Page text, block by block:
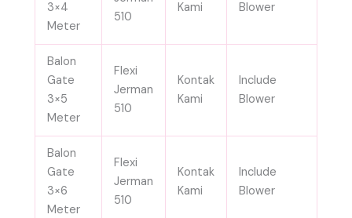
3×4
Meter
510
Kami
Blower
Balon
Gate
3×5
Meter
Flexi
Jerman
510
Kontak
Kami
Include
Blower
Balon
Gate
3×6
Meter
Flexi
Jerman
510
Kontak
Kami
Include
Blower